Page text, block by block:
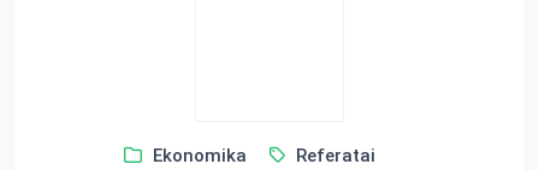
Ekonomika Referatai